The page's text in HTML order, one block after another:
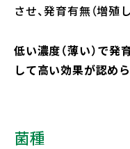
させ、発育有無（増殖
低い濃度（薄い）で発
して高い効果が認めら
菌種